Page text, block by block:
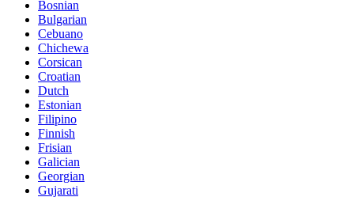
Bosnian
Bulgarian
Cebuano
Chichewa
Corsican
Croatian
Dutch
Estonian
Filipino
Finnish
Frisian
Galician
Georgian
Gujarati